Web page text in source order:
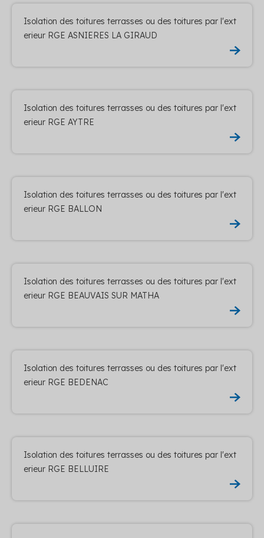
Isolation des toitures terrasses ou des toitures par l'ext
erieur RGE ASNIERES LA GIRAUD
Isolation des toitures terrasses ou des toitures par l'ext
erieur RGE AYTRE
Isolation des toitures terrasses ou des toitures par l'ext
erieur RGE BALLON
Isolation des toitures terrasses ou des toitures par l'ext
erieur RGE BEAUVAIS SUR MATHA
Isolation des toitures terrasses ou des toitures par l'ext
erieur RGE BEDENAC
Isolation des toitures terrasses ou des toitures par l'ext
erieur RGE BELLUIRE